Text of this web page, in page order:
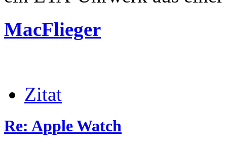
MacFlieger
Zitat
Re: Apple Watch